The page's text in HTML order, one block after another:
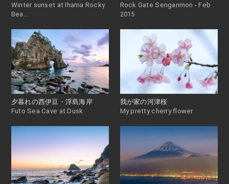
Winter sunset at Ihama Rocky
Bea...
Rock Gate Senganmon - Feb
2015
夕暮れの西伊豆・浮島海岸
Futo Sea Cave at Dusk
我が家の河津桜
My pretty cherry flower